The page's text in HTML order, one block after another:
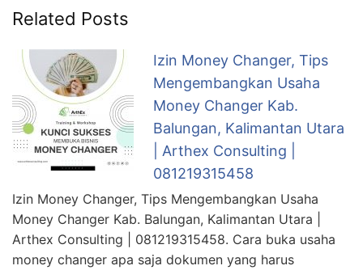
Related Posts
Izin Money Changer, Tips
Mengembangkan Usaha
Money Changer Kab.
Balungan, Kalimantan Utara
| Arthex Consulting |
081219315458
Izin Money Changer, Tips Mengembangkan Usaha
Money Changer Kab. Balungan, Kalimantan Utara |
Arthex Consulting | 081219315458. Cara buka usaha
money changer apa saja dokumen yang harus